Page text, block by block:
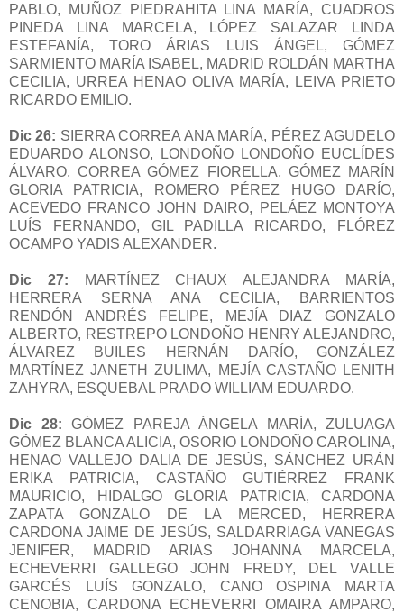
PABLO, MUÑOZ PIEDRAHITA LINA MARÍA, CUADROS
PINEDA LINA MARCELA, LÓPEZ SALAZAR LINDA
ESTEFANÍA, TORO ÁRIAS LUIS ÁNGEL, GÓMEZ
SARMIENTO MARÍA ISABEL, MADRID ROLDÁN MARTHA
CECILIA, URREA HENAO OLIVA MARÍA, LEIVA PRIETO
RICARDO EMILIO.
Dic 26: SIERRA CORREA ANA MARÍA, PÉREZ AGUDELO
EDUARDO ALONSO, LONDOÑO LONDOÑO EUCLÍDES
ÁLVARO, CORREA GÓMEZ FIORELLA, GÓMEZ MARÍN
GLORIA PATRICIA, ROMERO PÉREZ HUGO DARÍO,
ACEVEDO FRANCO JOHN DAIRO, PELÁEZ MONTOYA
LUÍS FERNANDO, GIL PADILLA RICARDO, FLÓREZ
OCAMPO YADIS ALEXANDER.
Dic 27: MARTÍNEZ CHAUX ALEJANDRA MARÍA,
HERRERA SERNA ANA CECILIA, BARRIENTOS
RENDÓN ANDRÉS FELIPE, MEJÍA DIAZ GONZALO
ALBERTO, RESTREPO LONDOÑO HENRY ALEJANDRO,
ÁLVAREZ BUILES HERNÁN DARÍO, GONZÁLEZ
MARTÍNEZ JANETH ZULIMA, MEJÍA CASTAÑO LENITH
ZAHYRA, ESQUEBAL PRADO WILLIAM EDUARDO.
Dic 28: GÓMEZ PAREJA ÁNGELA MARÍA, ZULUAGA
GÓMEZ BLANCA ALICIA, OSORIO LONDOÑO CAROLINA,
HENAO VALLEJO DALIA DE JESÚS, SÁNCHEZ URÁN
ERIKA PATRICIA, CASTAÑO GUTIÉRREZ FRANK
MAURICIO, HIDALGO GLORIA PATRICIA, CARDONA
ZAPATA GONZALO DE LA MERCED, HERRERA
CARDONA JAIME DE JESÚS, SALDARRIAGA VANEGAS
JENIFER, MADRID ARIAS JOHANNA MARCELA,
ECHEVERRI GALLEGO JOHN FREDY, DEL VALLE
GARCÉS LUÍS GONZALO, CANO OSPINA MARTA
CENOBIA, CARDONA ECHEVERRI OMAIRA AMPARO,